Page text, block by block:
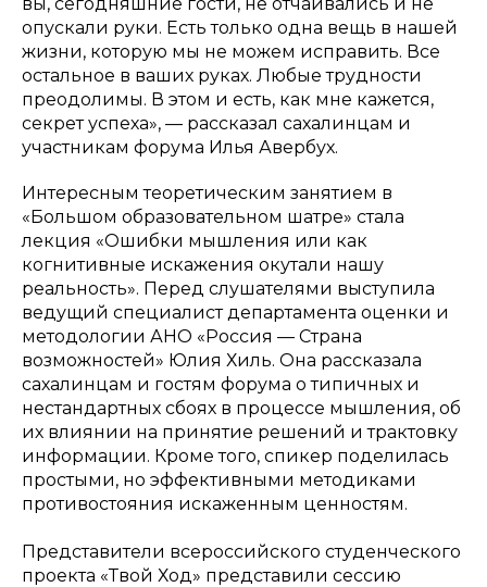
опускали руки. Есть только одна вещь в нашей
жизни, которую мы не можем исправить. Все
остальное в ваших руках. Любые трудности
преодолимы. В этом и есть, как мне кажется,
секрет успеха», — рассказал сахалинцам и
участникам форума Илья Авербух.
Интересным теоретическим занятием в
«Большом образовательном шатре» стала
лекция «Ошибки мышления или как
когнитивные искажения окутали нашу
реальность». Перед слушателями выступила
ведущий специалист департамента оценки и
методологии АНО «Россия — Страна
возможностей» Юлия Хиль. Она рассказала
сахалинцам и гостям форума о типичных и
нестандартных сбоях в процессе мышления, об
их влиянии на принятие решений и трактовку
информации. Кроме того, спикер поделилась
простыми, но эффективными методиками
противостояния искаженным ценностям.
Представители всероссийского студенческого
проекта «Твой Ход» представили сессию